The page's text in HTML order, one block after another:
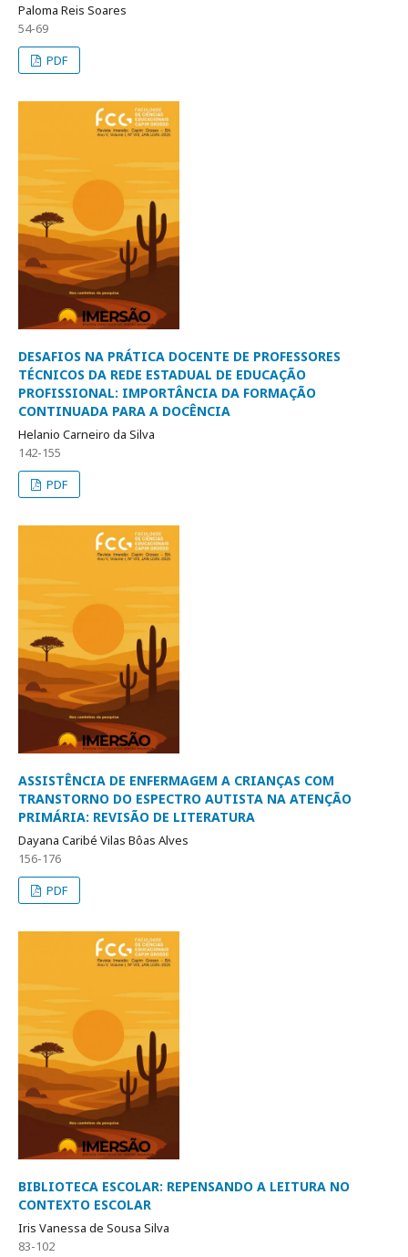
Paloma Reis Soares
54-69
PDF
DESAFIOS NA PRÁTICA DOCENTE DE PROFESSORES
TÉCNICOS DA REDE ESTADUAL DE EDUCAÇÃO
PROFISSIONAL: IMPORTÂNCIA DA FORMAÇÃO
CONTINUADA PARA A DOCÊNCIA
Helanio Carneiro da Silva
142-155
PDF
ASSISTÊNCIA DE ENFERMAGEM A CRIANÇAS COM
TRANSTORNO DO ESPECTRO AUTISTA NA ATENÇÃO
PRIMÁRIA: REVISÃO DE LITERATURA
Dayana Caribé Vilas Bôas Alves
156-176
PDF
BIBLIOTECA ESCOLAR: REPENSANDO A LEITURA NO
CONTEXTO ESCOLAR
Iris Vanessa de Sousa Silva
83-102